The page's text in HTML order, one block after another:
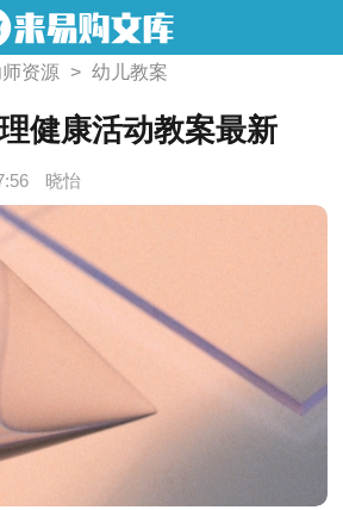
资源 > 幼儿教案
健康活动教案最新
晓怡